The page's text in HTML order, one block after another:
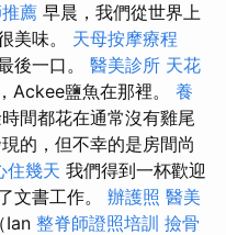
薦 早晨，我們從世界上
美味。 天母按摩療程
後一口。 醫美診所 天花
Ackee鹽魚在那裡。 養
間都花在通常沒有雞尾
的，但不幸的是房間尚
住幾天 我們得到一杯歡迎
文書工作。 辦護照 醫美
Ian 整脊師證照培訓 撿骨